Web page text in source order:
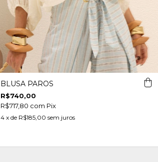
BLUSA PAROS
R$740,00
R$717,80 com Pix
4 x de R$185,00 sem juros